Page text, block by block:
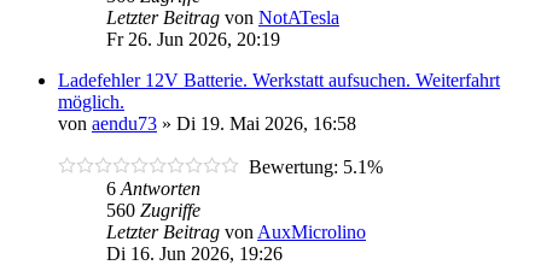
Letzter Beitrag von NotATesla
Fr 26. Jun 2026, 20:19
Ladefehler 12V Batterie. Werkstatt aufsuchen. Weiterfahrt
möglich.
von aendu73 » Di 19. Mai 2026, 16:58
Bewertung: 5.1%
6 Antworten
560 Zugriffe
Letzter Beitrag von AuxMicrolino
Di 16. Jun 2026, 19:26